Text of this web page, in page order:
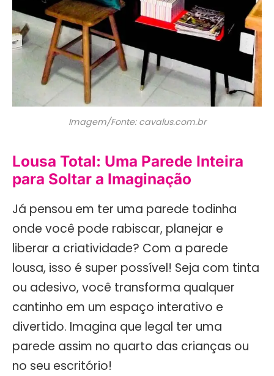
Imagem/Fonte: cavalus.com.br
Lousa Total: Uma Parede Inteira
para Soltar a Imaginação
Já pensou em ter uma parede todinha
onde você pode rabiscar, planejar e
liberar a criatividade? Com a parede
lousa, isso é super possível! Seja com tinta
ou adesivo, você transforma qualquer
cantinho em um espaço interativo e
divertido. Imagina que legal ter uma
parede assim no quarto das crianças ou
no seu escritório!